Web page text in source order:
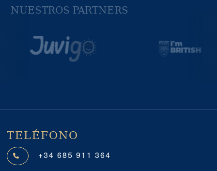
NUESTROS PARTNERS
TELÉFONO
+34 685 911 364